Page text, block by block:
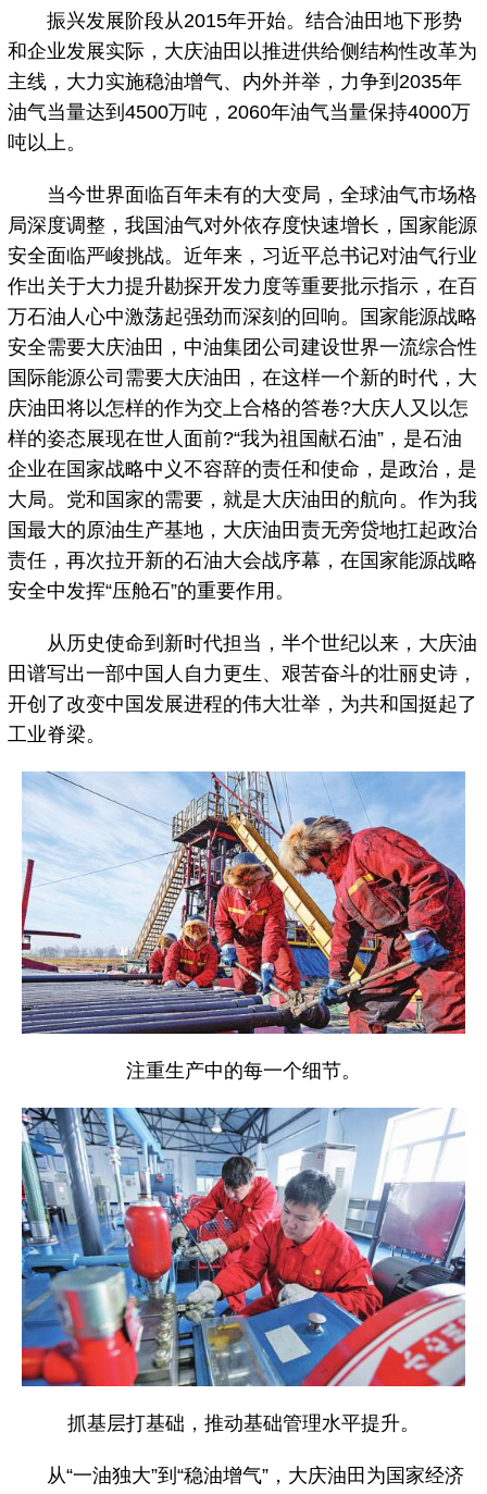
振兴发展阶段从2015年开始。结合油田地下形势
和企业发展实际，大庆油田以推进供给侧结构性改革为
主线，大力实施稳油增气、内外并举，力争到2035年
油气当量达到4500万吨，2060年油气当量保持4000万
吨以上。
当今世界面临百年未有的大变局，全球油气市场格
局深度调整，我国油气对外依存度快速增长，国家能源
安全面临严峻挑战。近年来，习近平总书记对油气行业
作出关于大力提升勘探开发力度等重要批示指示，在百
万石油人心中激荡起强劲而深刻的回响。国家能源战略
安全需要大庆油田，中油集团公司建设世界一流综合性
国际能源公司需要大庆油田，在这样一个新的时代，大
庆油田将以怎样的作为交上合格的答卷?大庆人又以怎
样的姿态展现在世人面前?“我为祖国献石油”，是石油
企业在国家战略中义不容辞的责任和使命，是政治，是
大局。党和国家的需要，就是大庆油田的航向。作为我
国最大的原油生产基地，大庆油田责无旁贷地扛起政治
责任，再次拉开新的石油大会战序幕，在国家能源战略
安全中发挥“压舱石”的重要作用。
从历史使命到新时代担当，半个世纪以来，大庆油
田谱写出一部中国人自力更生、艰苦奋斗的壮丽史诗，
开创了改变中国发展进程的伟大壮举，为共和国挺起了
工业脊梁。
注重生产中的每一个细节。
抓基层打基础，推动基础管理水平提升。
从“一油独大”到“稳油增气”，大庆油田为国家经济